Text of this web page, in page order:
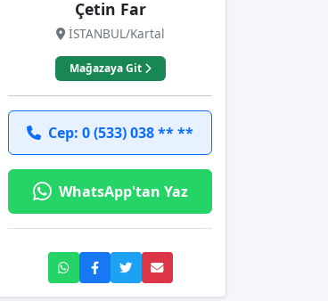
Çetin Far
İSTANBUL/Kartal
Mağazaya Git
Cep: 0 (533) 038 ** **
WhatsApp'tan Yaz